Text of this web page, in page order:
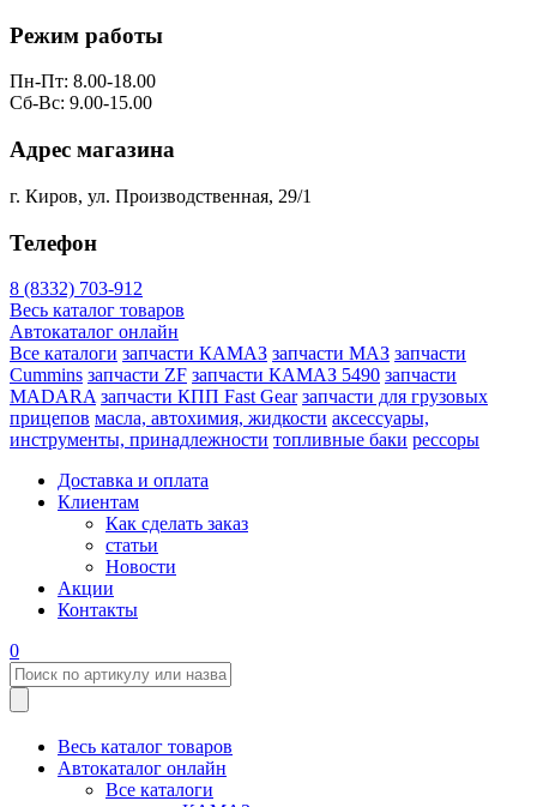
Режим работы
Пн-Пт: 8.00-18.00
Сб-Вс: 9.00-15.00
Адрес магазина
г. Киров, ул. Производственная, 29/1
Телефон
8 (8332) 703-912
Весь каталог товаров
Автокаталог онлайн
Все каталоги запчасти КАМАЗ запчасти МАЗ запчасти
Cummins запчасти ZF запчасти КАМАЗ 5490 запчасти
MADARA запчасти КПП Fast Gear запчасти для грузовых
прицепов масла, автохимия, жидкости аксессуары,
инструменты, принадлежности топливные баки рессоры
Доставка и оплата
Клиентам
Как сделать заказ
статьи
Новости
Акции
Контакты
0
Весь каталог товаров
Автокаталог онлайн
Все каталоги